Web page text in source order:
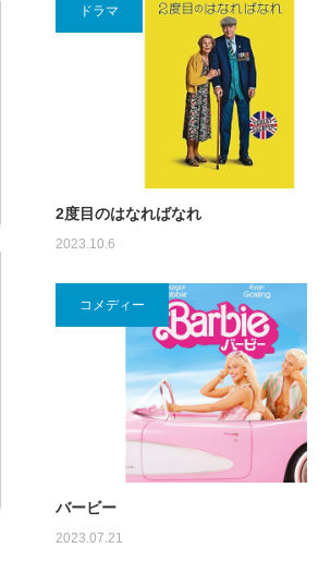
ドラマ
2度目のはなればなれ
2023.10.6
コメディー
バービー
2023.07.21